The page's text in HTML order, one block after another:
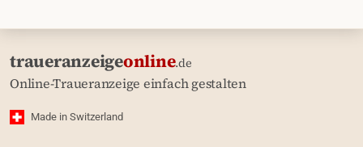
traueranzeigeonline.de
Online-Traueranzeige einfach gestalten
Made in Switzerland